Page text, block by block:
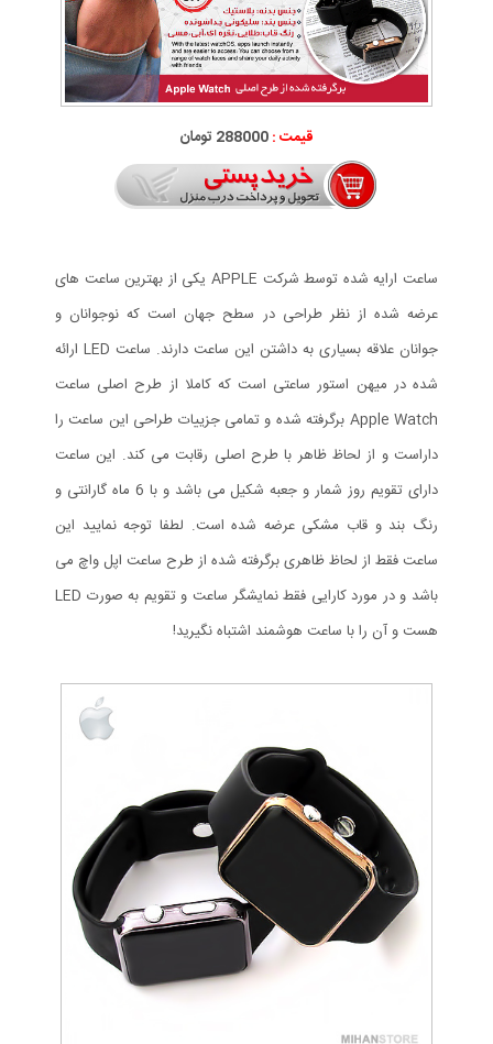
قیمت :288000 تومان
ساعت ارایه شده توسط شرکت APPLE یکی از بهترین ساعت های
عرضه شده از نظر طراحی در سطح جهان است که نوجوانان و
جوانان علاقه بسیاری به داشتن این ساعت دارند. ساعت LED ارائه
شده در میهن استور ساعتی است که کاملا از طرح اصلی ساعت
Apple Watch برگرفته شده و تمامی جزییات طراحی این ساعت را
داراست و از لحاظ ظاهر با طرح اصلی رقابت می کند. این ساعت
دارای تقویم روز شمار و جعبه شکیل می باشد و با 6 ماه گارانتی و
رنگ بند و قاب مشکی عرضه شده است. لطفا توجه نمایید این
ساعت فقط از لحاظ ظاهری برگرفته شده از طرح ساعت اپل واچ می
باشد و در مورد کارایی فقط نمایشگر ساعت و تقویم به صورت LED
هست و آن را با ساعت هوشمند اشتباه نگیرید!